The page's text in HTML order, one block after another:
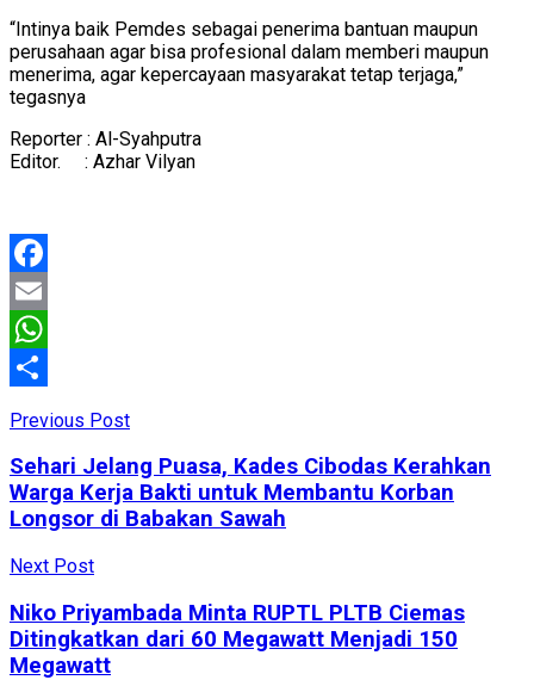
“Intinya baik Pemdes sebagai penerima bantuan maupun
perusahaan agar bisa profesional dalam memberi maupun
menerima, agar kepercayaan masyarakat tetap terjaga,”
tegasnya
Reporter : Al-Syahputra
Editor. : Azhar Vilyan
Facebook
Email
WhatsApp
Previous Post
Sehari Jelang Puasa, Kades Cibodas Kerahkan
Warga Kerja Bakti untuk Membantu Korban
Longsor di Babakan Sawah
Next Post
Niko Priyambada Minta RUPTL PLTB Ciemas
Ditingkatkan dari 60 Megawatt Menjadi 150
Megawatt